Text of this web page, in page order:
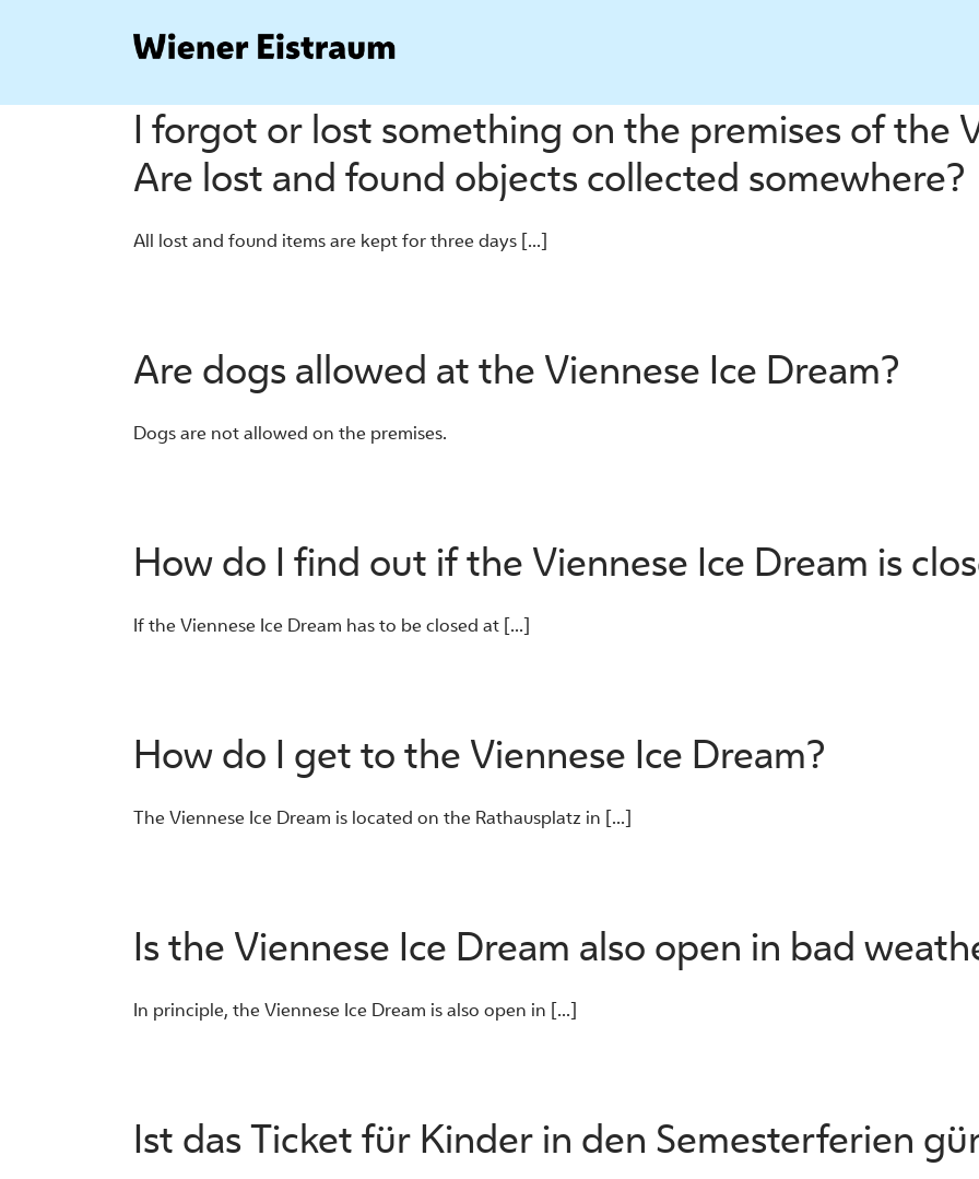
I forgot or lost something on the premises of the
Are lost and found objects collected somewhere?
All lost and found items are kept for three days [...]
Are dogs allowed at the Viennese Ice Dream?
Dogs are not allowed on the premises.
How do I find out if the Viennese Ice Dream is
If the Viennese Ice Dream has to be closed at [...]
How do I get to the Viennese Ice Dream?
The Viennese Ice Dream is located on the Rathausplatz in [...]
Is the Viennese Ice Dream also open in bad
In principle, the Viennese Ice Dream is also open in [...]
Ist das Ticket für Kinder in den Semesterferien